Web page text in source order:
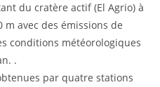
du cratère actif (El Agrio) à
avec des émissions de
conditions météorologiques
.
par quatre stations